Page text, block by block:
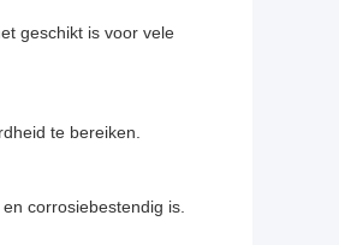
geschikt is voor vele
te bereiken.
corrosiebestendig is.